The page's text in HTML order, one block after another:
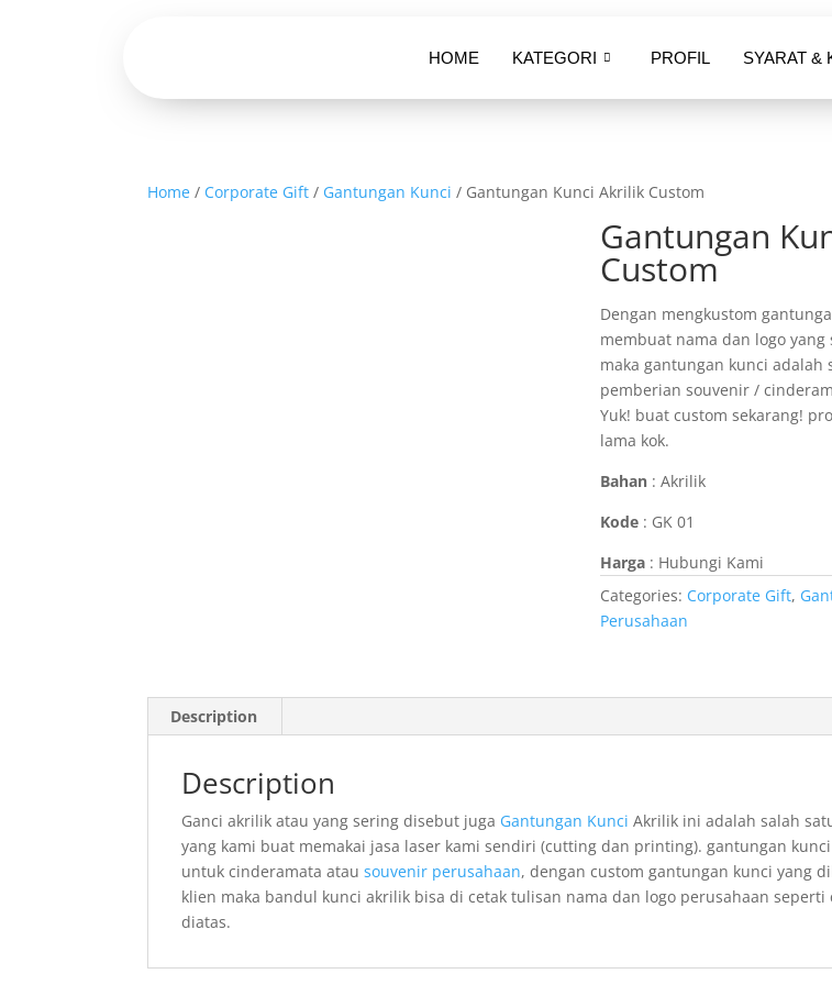
HOME KATEGORI PROFIL SYARAT &
Home / Corporate Gift / Gantungan Kunci / Gantungan Kunci Akrilik Custom
Gantungan
Custom
Dengan mengkustom
membuat nama dan logo
maka gantungan kunci
pemberian souvenir /
Yuk! buat custom sekarang!
lama kok.
Bahan : Akrilik
Kode : GK 01
Harga : Hubungi Kami
Categories: Corporate Gift,
Perusahaan
Description
Description
Ganci akrilik atau yang sering disebut juga Gantungan Kunci Akrilik ini adalah salah
yang kami buat memakai jasa laser kami sendiri (cutting dan printing). gantungan
untuk cinderamata atausouvenir perusahaan, dengan custom gantungan kunci yang
klien maka bandul kunci akrilik bisa di cetak tulisan nama dan logo perusahaan seperti
diatas.